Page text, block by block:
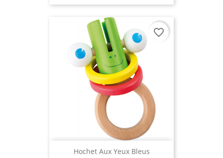
Hochet Aux Yeux Bleus
favorite_border